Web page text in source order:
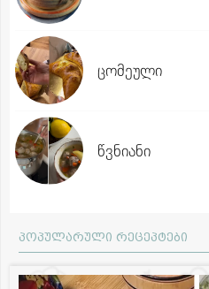
ცომეული
წვნიანი
პოპულარული რეცეპტები